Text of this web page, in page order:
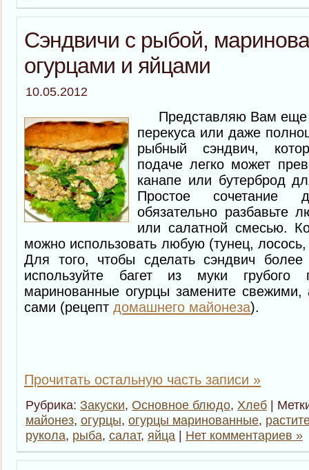
Сэндвичи с рыбой,
огурцами и яйцами
10.05.2012
Представляю Вам еще
перекуса или даже
рыбный сэндвич,
подаче легко может
канапе или бутерброд
Простое сочетание
обязательно разбавьте
или салатной смесью.
можно использовать любую (тунец,
Для того, чтобы сделать сэндвич
используйте багет из муки
маринованные огурцы замените свежими,
сами (рецепт домашнего майонеза).
Прочитать остальную часть записи »
Рубрика: Закуски, Основное блюдо, Хлеб |
майонез, огурцы, огурцы маринованные,
рукола, рыба, салат, яйца | Нет комментариев »